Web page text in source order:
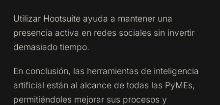
Utilizar Hootsuite ayuda a mantener una
presencia activa en redes sociales sin invertir
demasiado tiempo.
En conclusión, las herramientas de inteligencia
artificial están al alcance de todas las PyMEs,
permitiéndoles mejorar sus procesos y